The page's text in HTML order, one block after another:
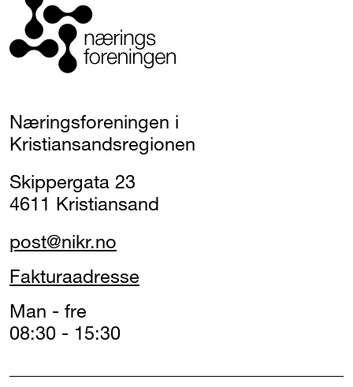
Næringsforeningen i
Kristiansandsregionen
Skippergata 23
4611 Kristiansand
post@nikr.no
Fakturaadresse
Man - fre
08:30 - 15:30